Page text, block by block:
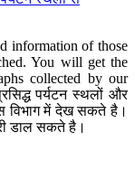
information of those
You will get the
collected by our
पर्यटन स्थलों और
विभाग में देख सकते है।
डाल सकते है।